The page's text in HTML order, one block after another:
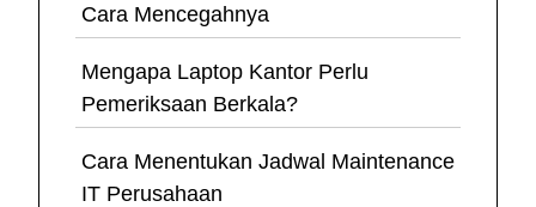
Cara Mencegahnya
Mengapa Laptop Kantor Perlu
Pemeriksaan Berkala?
Cara Menentukan Jadwal Maintenance
IT Perusahaan